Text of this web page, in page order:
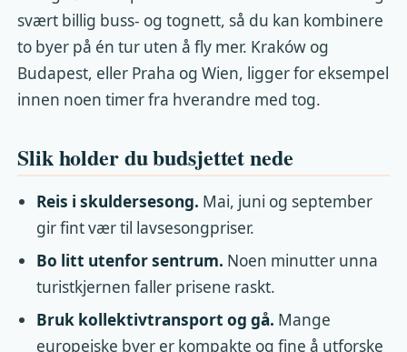
svært billig buss- og tognett, så du kan kombinere
to byer på én tur uten å fly mer. Kraków og
Budapest, eller Praha og Wien, ligger for eksempel
innen noen timer fra hverandre med tog.
Slik holder du budsjettet nede
Reis i skuldersesong. Mai, juni og september
gir fint vær til lavsesongpriser.
Bo litt utenfor sentrum. Noen minutter unna
turistkjernen faller prisene raskt.
Bruk kollektivtransport og gå. Mange
europeiske byer er kompakte og fine å utforske